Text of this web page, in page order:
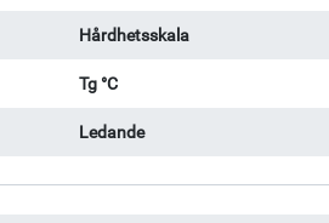
Hårdhetsskala
Tg °C
Ledande